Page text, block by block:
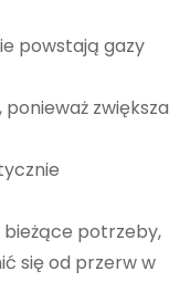
powstają gazy
zwiększa
potrzeby,
się od przerw w